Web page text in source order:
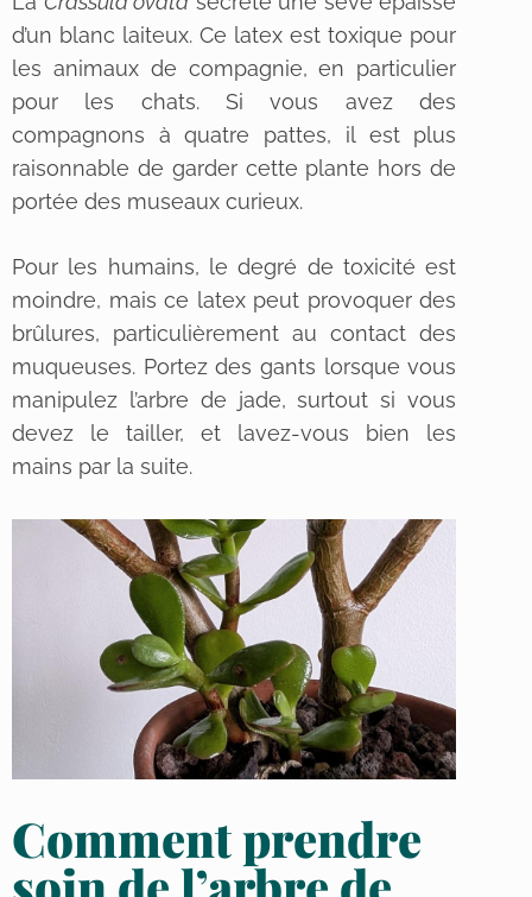
d’un blanc laiteux. Ce latex est toxique pour
les animaux de compagnie, en particulier
pour les chats. Si vous avez des
compagnons à quatre pattes, il est plus
raisonnable de garder cette plante hors de
portée des museaux curieux.
Pour les humains, le degré de toxicité est
moindre, mais ce latex peut provoquer des
brûlures, particulièrement au contact des
muqueuses. Portez des gants lorsque vous
manipulez l’arbre de jade, surtout si vous
devez le tailler, et lavez-vous bien les
mains par la suite.
Comment prendre